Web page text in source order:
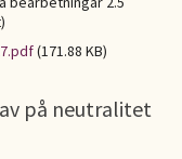
(171.88 KB)
på neutralitet